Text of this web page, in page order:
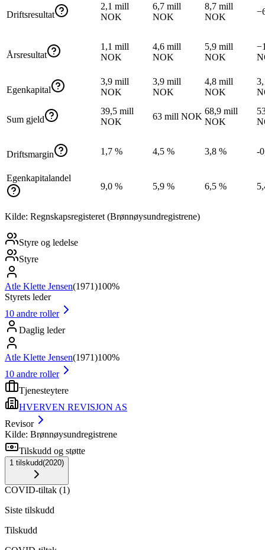
Driftsresultat
2,1 mill
NOK
6,7 mill
NOK
8,7 mill
NOK
Årsresultat
1,1 mill
NOK
4,6 mill
NOK
5,9 mill
NOK
Egenkapital
3,9 mill
NOK
3,9 mill
NOK
4,8 mill
NOK
Sum gjeld
39,5 mill
NOK
63 mill NOK
68,9 mill
NOK
Driftsmargin 1,7 % 4,5 % 3,8 % -
Egenkapitalandel
9,0 %
5,9 % 6,5 %
Kilde: Regnskapsregisteret (Brønnøysundregistrene)
Styre og ledelse
Styre
Atle Klette Jensen(1971)100%
Styrets leder
10 andre roller
Daglig leder
Atle Klette Jensen(1971)100%
10 andre roller
Tjenesteytere
HVERVEN REVISJON AS
Revisor
Kilde: Brønnøysundregistrene
Tilskudd og støtte
1 tilskudd(2020)
COVID-tiltak (1)
Siste tilskudd
Tilskudd